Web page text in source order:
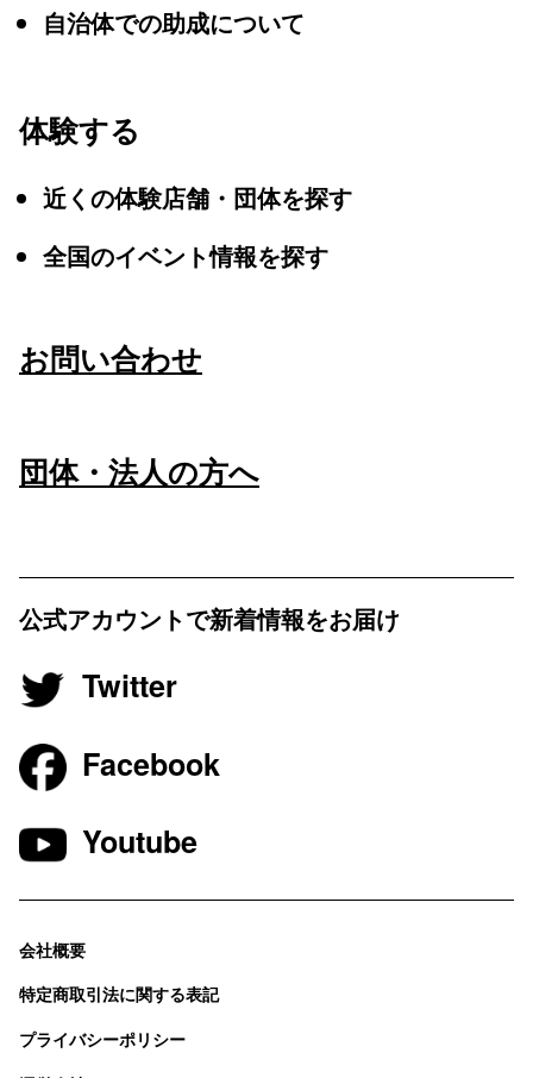
自治体での助成について
体験する
近くの体験店舗・団体を探す
全国のイベント情報を探す
お問い合わせ
団体・法人の方へ
公式アカウントで新着情報をお届け
Twitter
Facebook
Youtube
会社概要
特定商取引法に関する表記
プライバシーポリシー